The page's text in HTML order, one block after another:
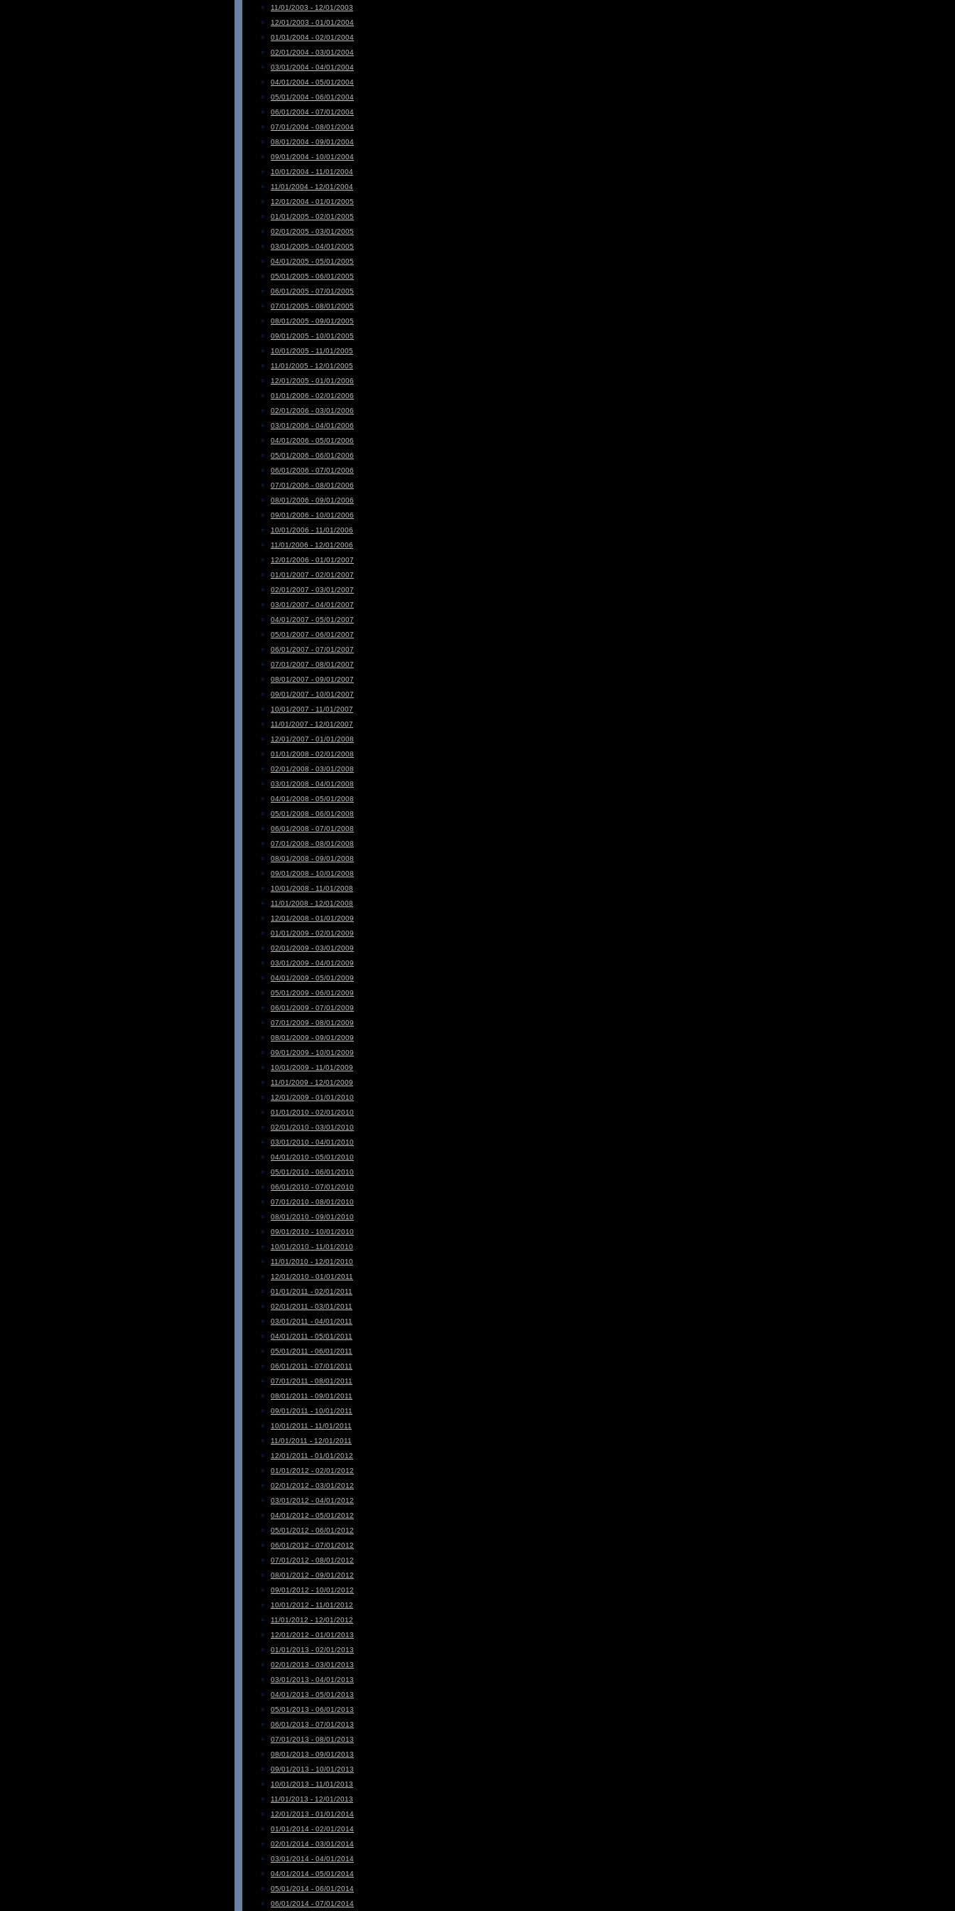
11/01/2003 - 12/01/2003
12/01/2003 - 01/01/2004
01/01/2004 - 02/01/2004
02/01/2004 - 03/01/2004
03/01/2004 - 04/01/2004
04/01/2004 - 05/01/2004
05/01/2004 - 06/01/2004
06/01/2004 - 07/01/2004
07/01/2004 - 08/01/2004
08/01/2004 - 09/01/2004
09/01/2004 - 10/01/2004
10/01/2004 - 11/01/2004
11/01/2004 - 12/01/2004
12/01/2004 - 01/01/2005
01/01/2005 - 02/01/2005
02/01/2005 - 03/01/2005
03/01/2005 - 04/01/2005
04/01/2005 - 05/01/2005
05/01/2005 - 06/01/2005
06/01/2005 - 07/01/2005
07/01/2005 - 08/01/2005
08/01/2005 - 09/01/2005
09/01/2005 - 10/01/2005
10/01/2005 - 11/01/2005
11/01/2005 - 12/01/2005
12/01/2005 - 01/01/2006
01/01/2006 - 02/01/2006
02/01/2006 - 03/01/2006
03/01/2006 - 04/01/2006
04/01/2006 - 05/01/2006
05/01/2006 - 06/01/2006
06/01/2006 - 07/01/2006
07/01/2006 - 08/01/2006
08/01/2006 - 09/01/2006
09/01/2006 - 10/01/2006
10/01/2006 - 11/01/2006
11/01/2006 - 12/01/2006
12/01/2006 - 01/01/2007
01/01/2007 - 02/01/2007
02/01/2007 - 03/01/2007
03/01/2007 - 04/01/2007
04/01/2007 - 05/01/2007
05/01/2007 - 06/01/2007
06/01/2007 - 07/01/2007
07/01/2007 - 08/01/2007
08/01/2007 - 09/01/2007
09/01/2007 - 10/01/2007
10/01/2007 - 11/01/2007
11/01/2007 - 12/01/2007
12/01/2007 - 01/01/2008
01/01/2008 - 02/01/2008
02/01/2008 - 03/01/2008
03/01/2008 - 04/01/2008
04/01/2008 - 05/01/2008
05/01/2008 - 06/01/2008
06/01/2008 - 07/01/2008
07/01/2008 - 08/01/2008
08/01/2008 - 09/01/2008
09/01/2008 - 10/01/2008
10/01/2008 - 11/01/2008
11/01/2008 - 12/01/2008
12/01/2008 - 01/01/2009
01/01/2009 - 02/01/2009
02/01/2009 - 03/01/2009
03/01/2009 - 04/01/2009
04/01/2009 - 05/01/2009
05/01/2009 - 06/01/2009
06/01/2009 - 07/01/2009
07/01/2009 - 08/01/2009
08/01/2009 - 09/01/2009
09/01/2009 - 10/01/2009
10/01/2009 - 11/01/2009
11/01/2009 - 12/01/2009
12/01/2009 - 01/01/2010
01/01/2010 - 02/01/2010
02/01/2010 - 03/01/2010
03/01/2010 - 04/01/2010
04/01/2010 - 05/01/2010
05/01/2010 - 06/01/2010
06/01/2010 - 07/01/2010
07/01/2010 - 08/01/2010
08/01/2010 - 09/01/2010
09/01/2010 - 10/01/2010
10/01/2010 - 11/01/2010
11/01/2010 - 12/01/2010
12/01/2010 - 01/01/2011
01/01/2011 - 02/01/2011
02/01/2011 - 03/01/2011
03/01/2011 - 04/01/2011
04/01/2011 - 05/01/2011
05/01/2011 - 06/01/2011
06/01/2011 - 07/01/2011
07/01/2011 - 08/01/2011
08/01/2011 - 09/01/2011
09/01/2011 - 10/01/2011
10/01/2011 - 11/01/2011
11/01/2011 - 12/01/2011
12/01/2011 - 01/01/2012
01/01/2012 - 02/01/2012
02/01/2012 - 03/01/2012
03/01/2012 - 04/01/2012
04/01/2012 - 05/01/2012
05/01/2012 - 06/01/2012
06/01/2012 - 07/01/2012
07/01/2012 - 08/01/2012
08/01/2012 - 09/01/2012
09/01/2012 - 10/01/2012
10/01/2012 - 11/01/2012
11/01/2012 - 12/01/2012
12/01/2012 - 01/01/2013
01/01/2013 - 02/01/2013
02/01/2013 - 03/01/2013
03/01/2013 - 04/01/2013
04/01/2013 - 05/01/2013
05/01/2013 - 06/01/2013
06/01/2013 - 07/01/2013
07/01/2013 - 08/01/2013
08/01/2013 - 09/01/2013
09/01/2013 - 10/01/2013
10/01/2013 - 11/01/2013
11/01/2013 - 12/01/2013
12/01/2013 - 01/01/2014
01/01/2014 - 02/01/2014
02/01/2014 - 03/01/2014
03/01/2014 - 04/01/2014
04/01/2014 - 05/01/2014
05/01/2014 - 06/01/2014
06/01/2014 - 07/01/2014